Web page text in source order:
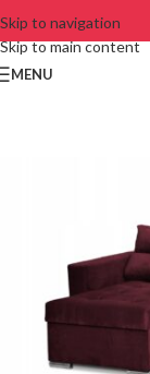
Skip to navigation
Skip to main content
MENU